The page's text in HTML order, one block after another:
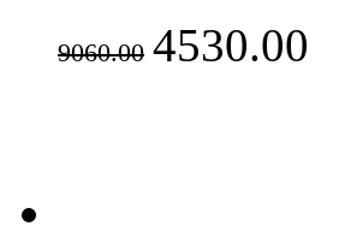
9060.00 4530.00